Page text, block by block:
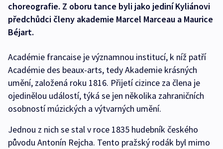
choreografie. Z oboru tance byli jako jediní Kyliánovi
předchůdci členy akademie Marcel Marceau a Maurice
Béjart.
Académie francaise je významnou institucí, k níž patří
Académie des beaux-arts, tedy Akademie krásných
umění, založená roku 1816. Přijetí cizince za člena je
ojedinělou událostí, týká se jen několika zahraničních
osobností múzických a výtvarných umění.
Jednou z nich se stal v roce 1835 hudebník českého
původu Antonín Rejcha. Tento pražský rodák byl mimo